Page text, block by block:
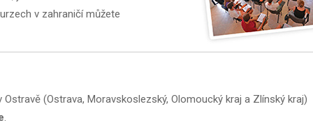
v zahraničí můžete
(Ostrava, Moravskoslezský, Olomoucký kraj a Zlínský kraj)
.